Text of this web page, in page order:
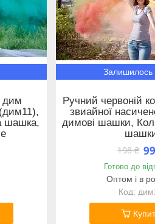
дим
шашка,
Залишилось
Ручний червоній
звиайної
димові шашки,
198 ₴
Готово до
Оптом і в